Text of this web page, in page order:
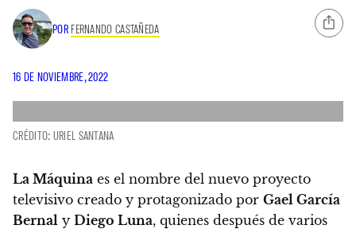
POR FERNANDO CASTAÑEDA
16 DE NOVIEMBRE, 2022
CRÉDITO: URIEL SANTANA
La Máquina es el nombre del nuevo proyecto
televisivo creado y protagonizado por Gael García
Bernal y Diego Luna, quienes después de varios